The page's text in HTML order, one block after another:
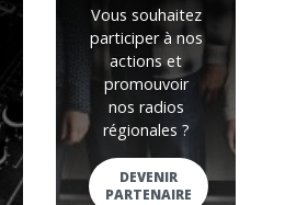
Vous souhaitez
participer à nos
actions et
promouvoir
nos radios
régionales ?
DEVENIR
PARTENAIRE